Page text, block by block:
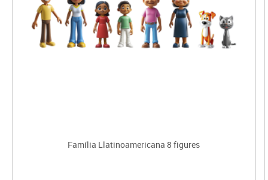
Família Llatinoamericana 8 figures